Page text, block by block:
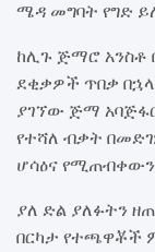
ሜዳ መግባት የግድ
ከሊጉ ጅማሮ አንስቶ
ደቂቃዎች ጥበቃ
ያገኘው ጅማ
የተሻለ ብቃት
ሆሳዕና
ያለ ድል ያለፉትን
በርካታ የተጫዋቾች